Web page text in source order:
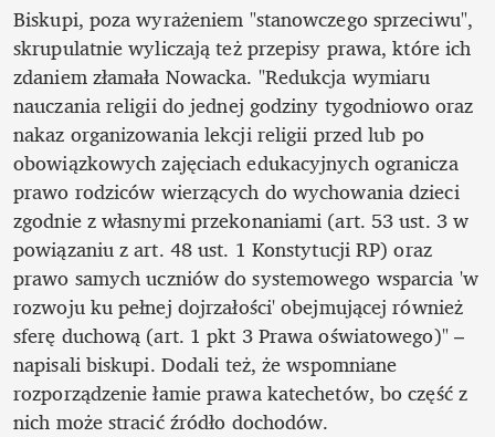
Biskupi, poza wyrażeniem "stanowczego sprzeciwu",
skrupulatnie wyliczają też przepisy prawa, które ich
zdaniem złamała Nowacka. "Redukcja wymiaru
nauczania religii do jednej godziny tygodniowo oraz
nakaz organizowania lekcji religii przed lub po
obowiązkowych zajęciach edukacyjnych ogranicza
prawo rodziców wierzących do wychowania dzieci
zgodnie z własnymi przekonaniami (art. 53 ust. 3 w
powiązaniu z art. 48 ust. 1 Konstytucji RP) oraz
prawo samych uczniów do systemowego wsparcia 'w
rozwoju ku pełnej dojrzałości' obejmującej również
sferę duchową (art. 1 pkt 3 Prawa oświatowego)" –
napisali biskupi. Dodali też, że wspomniane
rozporządzenie łamie prawa katechetów, bo część z
nich może stracić źródło dochodów.